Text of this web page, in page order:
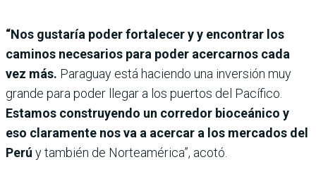
“Nos gustaría poder fortalecer y y encontrar los
caminos necesarios para poder acercarnos cada
vez más. Paraguay está haciendo una inversión muy
grande para poder llegar a los puertos del Pacífico.
Estamos construyendo un corredor bioceánico y
eso claramente nos va a acercar a los mercados del
Perú y también de Norteamérica”, acotó.